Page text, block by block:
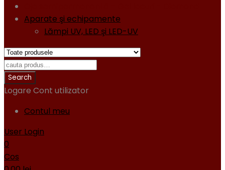
Aparate şi echipamente
Lămpi UV, LED şi LED-UV
Logare Cont utilizator
Contul meu
User Login
0
Cos